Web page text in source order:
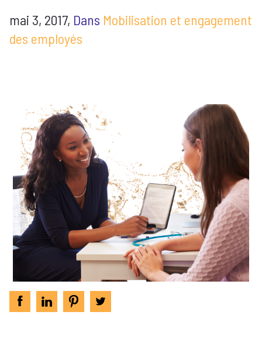
mai 3, 2017, Dans Mobilisation et engagement
des employés